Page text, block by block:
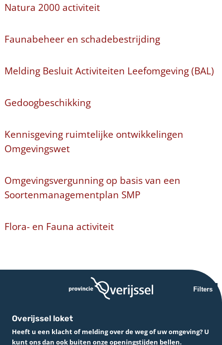
Natura 2000 activiteit
Faunabeheer en schadebestrijding
Melding Besluit Activiteiten Leefomgeving (BAL)
Gedoogbeschikking
Kennisgeving ruimtelijke ontwikkelingen
Omgevingswet
Omgevingsvergunning op basis van een
Soortenmanagementplan SMP
Flora- en Fauna activiteit
Filters
Overijssel loket
Heeft u een klacht of melding over de weg of uw omgeving? U
kunt ons dan ook buiten onze openingstijden bellen.